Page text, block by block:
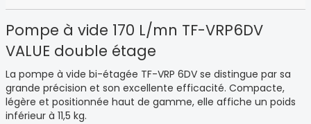
Pompe à vide 170 L/mn TF-VRP6DV
VALUE double étage
La pompe à vide bi-étagée TF-VRP 6DV se distingue par sa
grande précision et son excellente efficacité. Compacte,
légère et positionnée haut de gamme, elle affiche un poids
inférieur à 11,5 kg.